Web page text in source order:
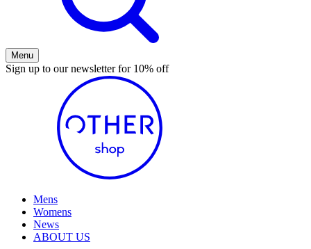
Menu
Sign up to our newsletter for 10% off
Mens
Womens
News
ABOUT US